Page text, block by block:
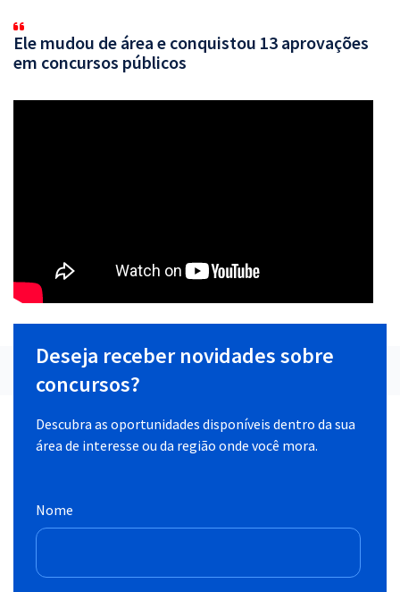
Ele mudou de área e conquistou 13 aprovações
em concursos públicos
Deseja receber novidades sobre
concursos?
Descubra as oportunidades disponíveis dentro da sua
área de interesse ou da região onde você mora.
Nome